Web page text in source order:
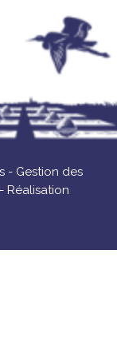
- Gestion des
Réalisation